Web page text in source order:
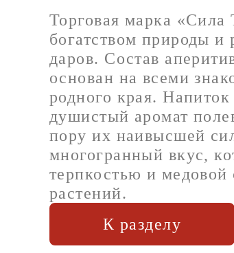
Торговая марка «Сила
богатством природы и
даров. Состав
основан на всеми
родного края.
душистый аромат
пору их наивысшей
многогранный вкус,
терпкостью и
растений.
К разделу